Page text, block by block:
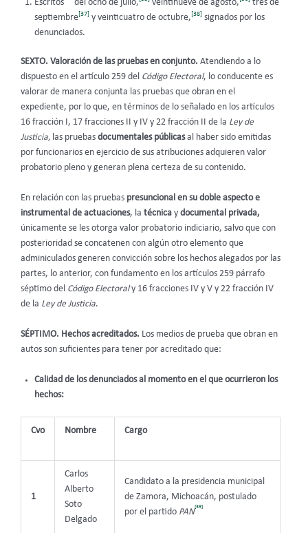
Escritos del ocho de julio, veintinueve de agosto,
tres de
septiembre [37] y veinticuatro de octubre, [38] signados por los
denunciados.
SEXTO. Valoración de las pruebas en conjunto. Atendiendo a lo
dispuesto en el artículo 259 del Código Electoral, lo conducente es
valorar de manera conjunta las pruebas que obran en el
expediente, por lo que, en términos de lo señalado en los artículos
16 fracción I, 17 fracciones II y IV y 22 fracción II de la Ley de
Justicia, las pruebas documentales públicasal haber sido emitidas
por funcionarios en ejercicio de sus atribuciones adquieren valor
probatorio pleno y generan plena certeza de su contenido.
En relación con las pruebas presuncional en su doble aspecto e
instrumental de actuaciones, la técnica y documental privada,
únicamente se les otorga valor probatorio indiciario, salvo que con
posterioridad se concatenen con algún otro elemento que
adminiculados generen convicción sobre los hechos alegados por las
partes, lo anterior, con fundamento en los artículos 259 párrafo
séptimo del Código Electoraly 16 fracciones IV y V y 22 fracción IV
de la Ley de Justicia.
SÉPTIMO. Hechos acreditados. Los medios de prueba que obran en
autos son suficientes para tener por acreditado que:
Calidad de los denunciados al momento en el que ocurrieron los
hechos:
Cvo Nombre Cargo
1
Carlos
Alberto
Soto
Delgado
Candidato a la presidencia municipal
de Zamora, Michoacán, postulado
por el partido PAN
[39]